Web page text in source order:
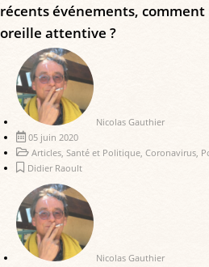
récents événements,
oreille attentive ?
Nicolas Gauthier
05 juin 2020
Articles, Santé et Politique, Coronavirus,
Didier Raoult
Nicolas Gauthier